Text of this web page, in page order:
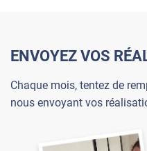
ENVOYEZ VOS
Chaque mois, tentez de
nous envoyant vos